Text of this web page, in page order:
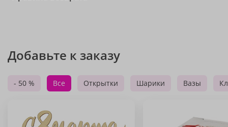
Добавьте к заказу
- 50 % Все Открытки Шарики Вазы